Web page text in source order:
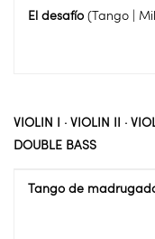
El desafío (Tango |
VIOLIN I · VIOLIN II ·
DOUBLE BASS
Tango de